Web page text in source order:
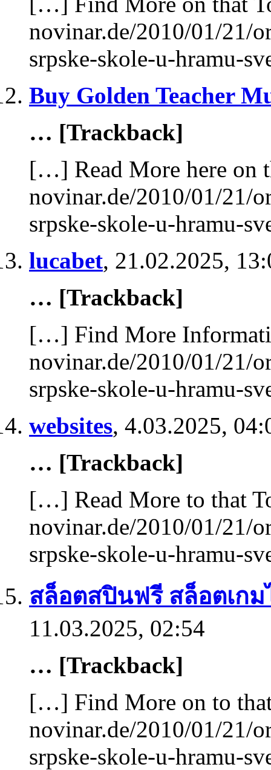
novinar.de/2010/01/21/
srpske-skole-u-hramu-
Buy Golden Teacher
… [Trackback]
[…] Read More here on
novinar.de/2010/01/21/
srpske-skole-u-hramu-
lucabet, 21.02.2025,
… [Trackback]
[…] Find More
novinar.de/2010/01/21/
srpske-skole-u-hramu-
websites, 4.03.2025,
… [Trackback]
[…] Read More to that
novinar.de/2010/01/21/
srpske-skole-u-hramu-
สล็อตสปินฟรี สล็อตเก
11.03.2025, 02:54
… [Trackback]
[…] Find More on to
novinar.de/2010/01/21/
srpske-skole-u-hramu-